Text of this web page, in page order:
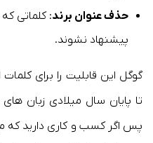
حذف عنوان برند: کلماتی
پیشنهاد نشوند.
گوگل این قابلیت را برای
تا پایان سال میلادی زبان
پس اگر کسب و کاری دارید که